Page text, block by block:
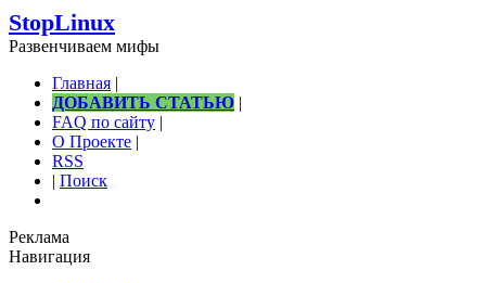
StopLinux
Развенчиваем мифы
Главная |
ДОБАВИТЬ СТАТЬЮ |
FAQ по сайту |
О Проекте |
RSS
| Поиск
Реклама
Навигация